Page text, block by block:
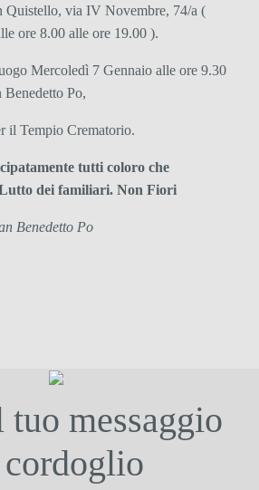
via IV Novembre, 74/a (
ore 8.00 alle ore 19.00 ).
Mercoledì 7 Gennaio alle ore 9.30
Po,
il Tempio Crematorio.
tutti coloro che
dei familiari. Non Fiori
Benedetto Po
messaggio